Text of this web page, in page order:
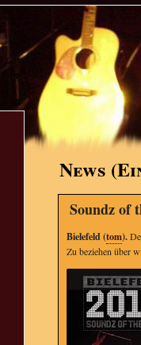
News
Soundz of
Bielefeld (tom).
Zu beziehen über